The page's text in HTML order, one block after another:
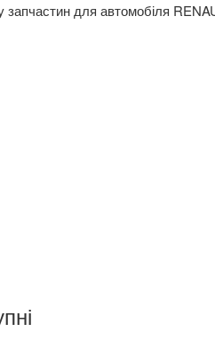
запчастин для автомобіля